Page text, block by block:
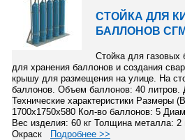
СТОЙКА ДЛЯ
БАЛЛОНОВ
Стойка для газовых
для хранения баллонов и создания
крышу для размещения на улице. На
баллонов. Объем баллонов: 40 литров.
Технические характеристики Размеры
1700х1750х580 Кол-во баллонов: 5
Вес изделия: 60 кг Толщина металла: 2
Окраск
Подробнее >>